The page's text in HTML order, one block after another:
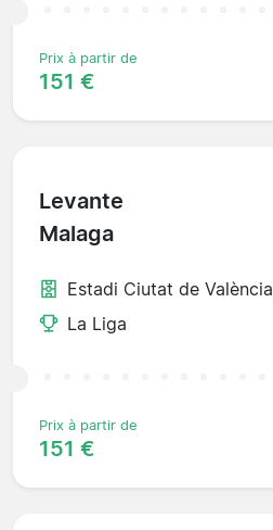
Prix à partir de
151 €
Levante
Malaga
Estadi Ciutat de València
La Liga
Prix à partir de
151 €